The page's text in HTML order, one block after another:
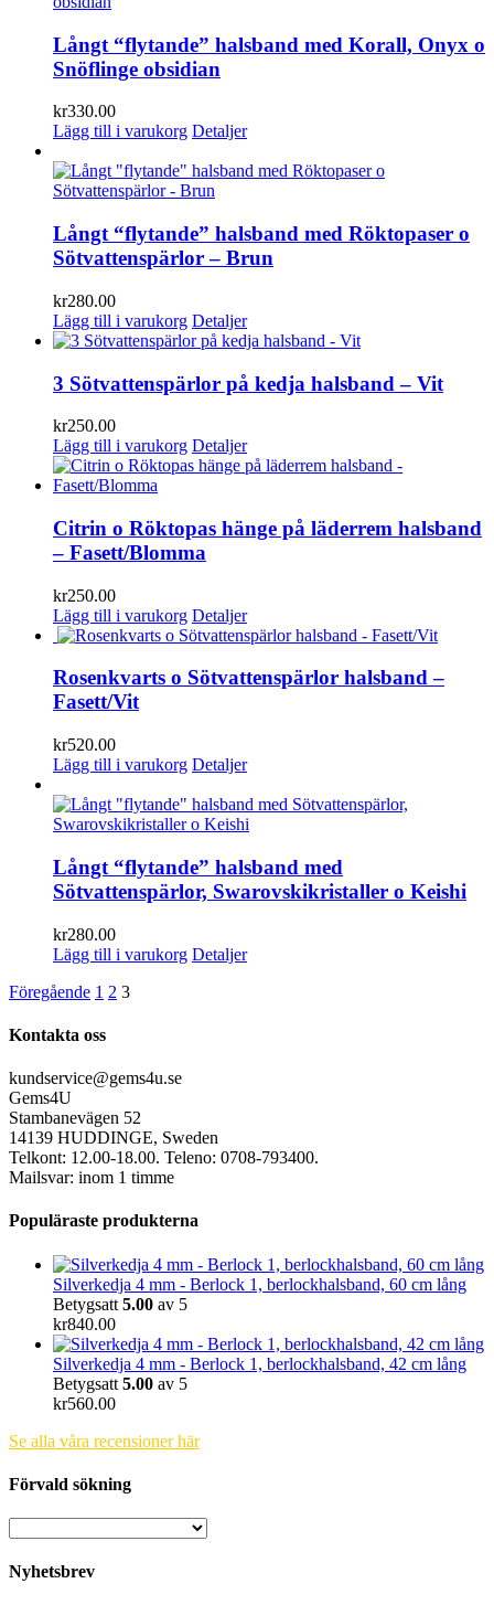
Långt “flytande” halsband med Korall, Onyx o
Snöflinge obsidian
kr330.00
Lägg till i varukorg Detaljer
Långt “flytande” halsband med Röktopaser o
Sötvattenspärlor – Brun
kr280.00
Lägg till i varukorg Detaljer
3 Sötvattenspärlor på kedja halsband – Vit
kr250.00
Lägg till i varukorg Detaljer
Citrin o Röktopas hänge på läderrem halsband
– Fasett/Blomma
kr250.00
Lägg till i varukorg Detaljer
Rosenkvarts o Sötvattenspärlor halsband –
Fasett/Vit
kr520.00
Lägg till i varukorg Detaljer
Långt “flytande” halsband med
Sötvattenspärlor, Swarovskikristaller o Keishi
kr280.00
Lägg till i varukorg Detaljer
Föregående 1 2 3
Kontakta oss
kundservice@gems4u.se
Gems4U
Stambanevägen 52
14139 HUDDINGE, Sweden
Telkont: 12.00-18.00. Teleno: 0708-793400.
Mailsvar: inom 1 timme
Populäraste produkterna
Silverkedja 4 mm - Berlock 1, berlockhalsband, 60 cm lång
Betygsatt 5.00 av 5
kr840.00
Silverkedja 4 mm - Berlock 1, berlockhalsband, 42 cm lång
Betygsatt 5.00 av 5
kr560.00
Se alla våra recensioner här
Förvald sökning
Nyhetsbrev